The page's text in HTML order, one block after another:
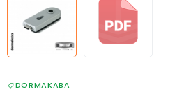
DORMAKABA